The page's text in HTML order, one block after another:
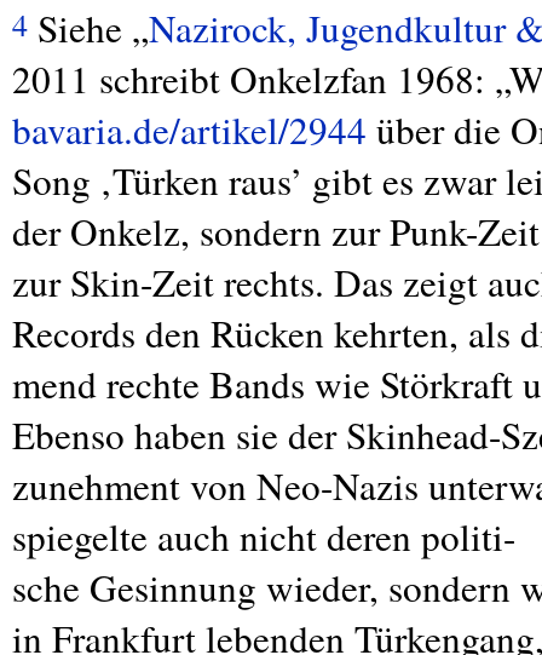
4 Siehe „Nazirock, Jugendkultur
2011 schreibt Onkelzfan 1968:
bavaria.de/artikel/2944 über die
Song ‚Türken raus’ gibt es zwar
der Onkelz, sondern zur Punk-
zur Skin-Zeit rechts. Das zeigt
Records den Rücken kehrten, als
mend rechte Bands wie Störkraft
Ebenso haben sie der Skinhead-
zunehment von Neo-Nazis
spiegelte auch nicht deren politi-
sche Gesinnung wieder, sondern
in Frankfurt lebenden